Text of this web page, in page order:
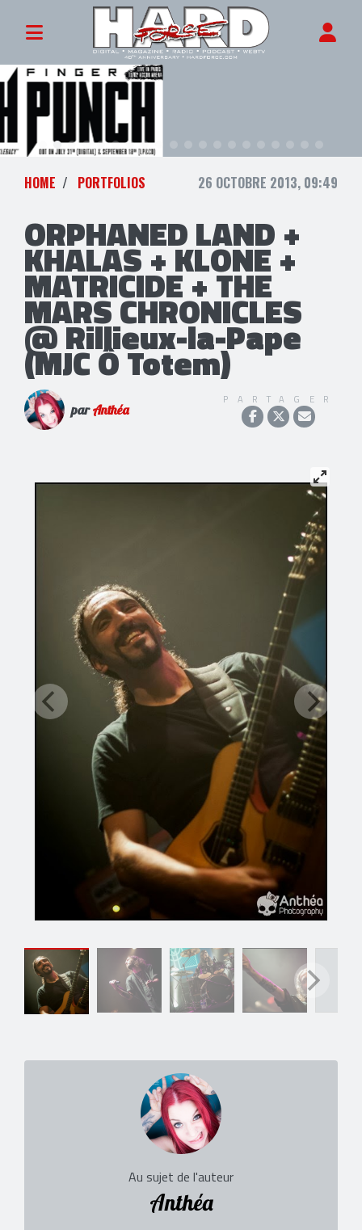
HOME PORTFOLIOS 26 OCTOBRE 2013, 09:49
ORPHANED LAND +
KHALAS + KLONE +
MATRICIDE + THE
MARS CHRONICLES
@ Rillieux-la-Pape
(MJC Ô Totem)
parAnthéa
PARTAGER
Au sujet de l'auteur
Anthéa